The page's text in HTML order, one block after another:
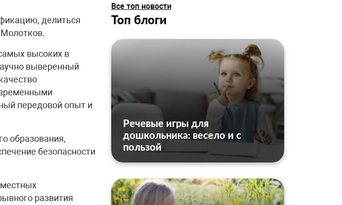
делиться
высоких в
выверенный
передовой опыт и
образования,
безопасности
развития
Все топ новости
Топ блоги
Речевые игры для
дошкольника: весело и с
пользой